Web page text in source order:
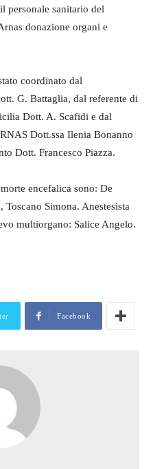
personale sanitario del
donazione organi e
coordinato dal
G. Battaglia, dal referente di
Dott. A. Scafidi e dal
Dott.ssa Ilenia Bonanno
Dott. Francesco Piazza.
encefalica sono: De
Simona. Anestesista
multiorgano: Salice Angelo.
Facebook